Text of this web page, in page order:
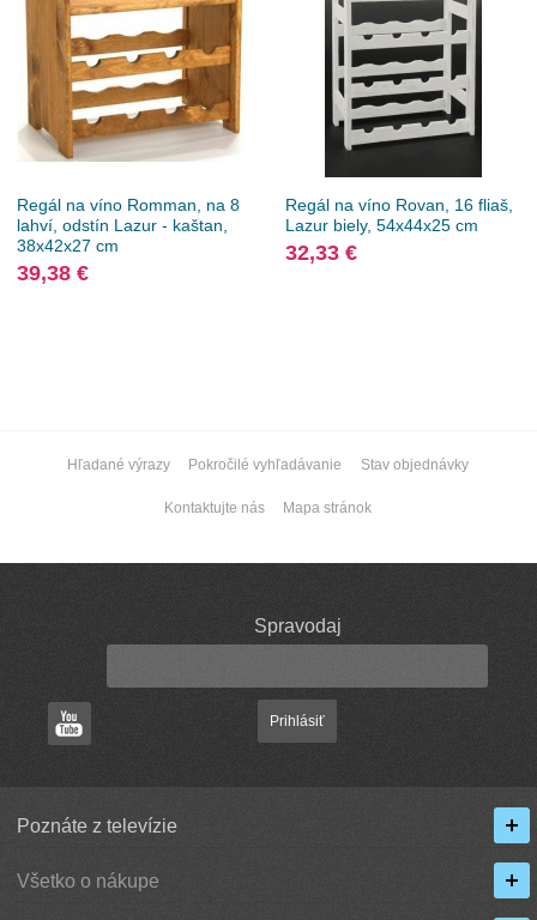
Regál na víno Romman, na 8
lahví, odstín Lazur - kaštan,
38x42x27 cm
39,38 €
Regál na víno ​​Rovan, 16 fliaš,
Lazur biely, 54x44x25 cm
32,33 €
Hľadané výrazy Pokročilé vyhľadávanie Stav objednávky
Kontaktujte nás Mapa stránok
Spravodaj
Prihlásiť
Poznáte z televízie
Všetko o nákupe